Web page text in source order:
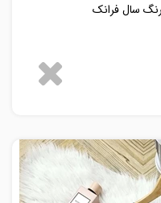
رنگ سال فرانک